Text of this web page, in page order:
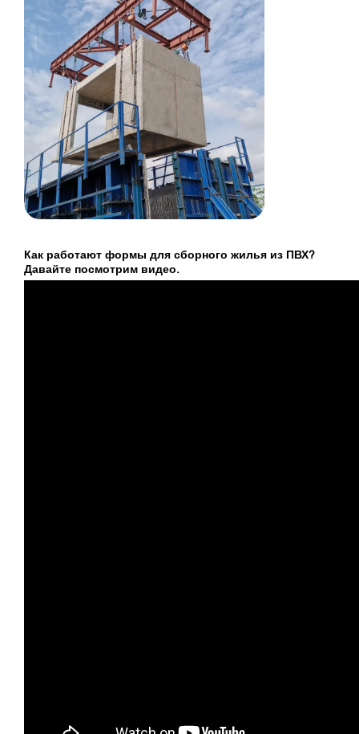
Как работают формы для сборного жилья из ПВХ?
Давайте посмотрим видео.